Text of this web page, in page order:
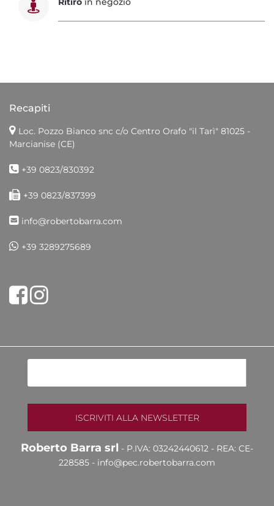
Recapiti
Loc. Pozzo Bianco snc c/o Centro Orafo "il Tarì" 81025 -
Marcianise (CE)
+39 0823/830392
+39 0823/837399
info@robertobarra.com
+39 3289275689
Share on Facebook
Tweet
Roberto Barra srl - P.IVA: 03242440612 - REA: CE-
228585 - info@pec.robertobarra.com